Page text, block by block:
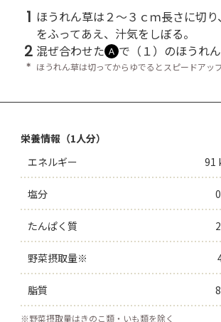
1 ほうれん草は２～３ｃｍ長さに切
をふってあえ、汁気をしぼる。
2 混ぜ合わせた Ａ で（１）のほうれ
＊ ほうれん草は切ってからゆでるとスピードアッ
栄養情報（1人分）
エネルギー
91
塩分
たんぱく質
野菜摂取量※
脂質
※野菜摂取量はきのこ類・いも類を除く